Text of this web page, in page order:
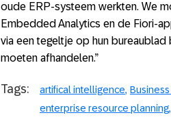
oude ERP-systeem werkten. We
Embedded Analytics en de Fiori-
via een tegeltje op hun
moeten afhandelen.”
Tags: artifical intelligence
enterprise resource planning